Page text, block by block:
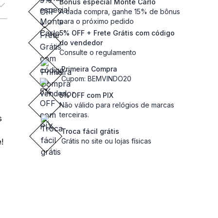
Bônus especial Monte Carlo
A cada compra, ganhe 15% de bônus
para o próximo pedido
5% OFF + Frete Grátis com código
do vendedor
Consulte o regulamento
Primeira Compra
Cupom: BEMVINDO20
5% OFF com PIX
Não válido para relógios de marcas
terceiras.
Troca fácil grátis
Grátis no site ou lojas físicas